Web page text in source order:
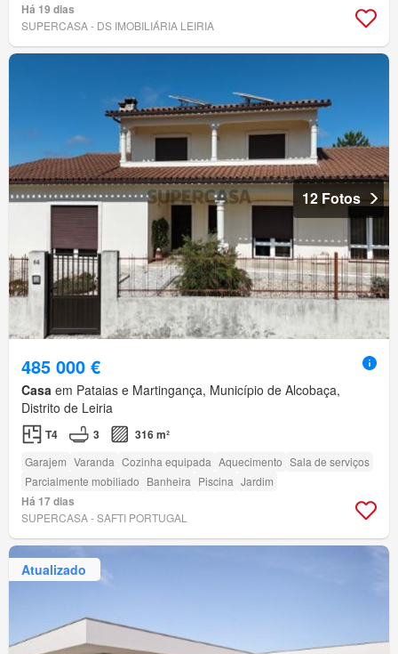
Há 19 dias
SUPERCASA - DS IMOBILIÁRIA LEIRIA
12 Fotos
485 000 €
Casa em Pataias e Martingança, Município de Alcobaça,
Distrito de Leiria
T4 3 316 m²
Garajem Varanda Cozinha equipada Aquecimento Sala de serviços
Parcialmente mobiliado Banheira Piscina Jardim
Há 17 dias
SUPERCASA - SAFTI PORTUGAL
Atualizado